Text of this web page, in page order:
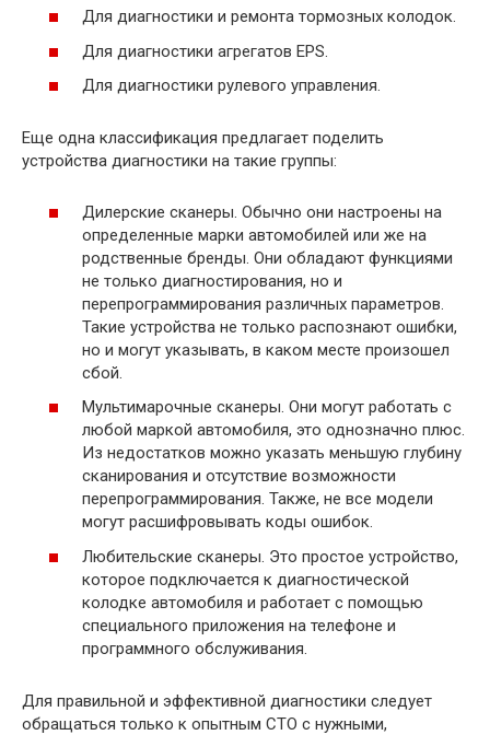
Для диагностики и ремонта тормозных колодок.
Для диагностики агрегатов EPS.
Для диагностики рулевого управления.
Еще одна классификация предлагает поделить
устройства диагностики на такие группы:
Дилерские сканеры. Обычно они настроены на
определенные марки автомобилей или же на
родственные бренды. Они обладают функциями
не только диагностирования, но и
перепрограммирования различных параметров.
Такие устройства не только распознают ошибки,
но и могут указывать, в каком месте произошел
сбой.
Мультимарочные сканеры. Они могут работать с
любой маркой автомобиля, это однозначно плюс.
Из недостатков можно указать меньшую глубину
сканирования и отсутствие возможности
перепрограммирования. Также, не все модели
могут расшифровывать коды ошибок.
Любительские сканеры. Это простое устройство,
которое подключается к диагностической
колодке автомобиля и работает с помощью
специального приложения на телефоне и
программного обслуживания.
Для правильной и эффективной диагностики следует
обращаться только к опытным СТО с нужными,